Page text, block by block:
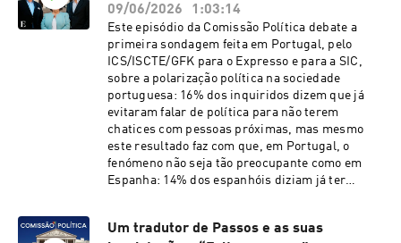
veio fazer, e porque é que quem pensa que
Trump é um interregno e tudo voltará ao que era
está muito enganado.Vasco Rato é doutorado
pela Universidade de Georgetown e professor
universitário. Foi presidente da Fundação Luso-
Americana para o Desenvolvimento entre 2014 e
2019 e é autor de livros como “De Mao a Xi: O
Ressurgimento da China” e “Tsunami: Trump,
trumpismo e a Europa”.See
omnystudio.com/listener for privacy
information.
09/06/2026
1:03:14
Este episódio da Comissão Política debate a
primeira sondagem feita em Portugal, pelo
ICS/ISCTE/GFK para o Expresso e para a SIC,
sobre a polarização política na sociedade
portuguesa: 16% dos inquiridos dizem que já
evitaram falar de política para não terem
chatices com pessoas próximas, mas mesmo
este resultado faz com que, em Portugal, o
fenómeno não seja tão preocupante como em
Espanha: 14% dos espanhóis diziam já ter
apenas 3%. Também vamos analisar aqueles
Um tradutor de Passos e as suas